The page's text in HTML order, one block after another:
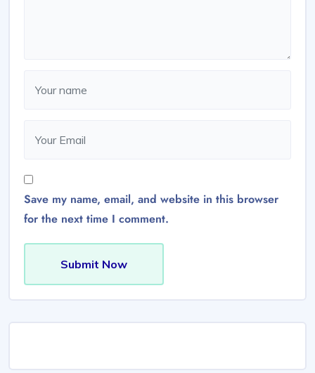
Save my name, email, and website in this browser
for the next time I comment.
Submit Now